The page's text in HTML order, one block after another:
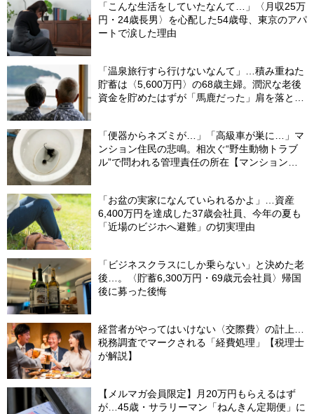
「こんな生活をしていたなんて…」〈月収25万
円・24歳長男〉を心配した54歳母、東京のアパ
ートで涙した理由
「温泉旅行すら行けないなんて」…積み重ねた
貯蓄は〈5,600万円〉の68歳主婦。潤沢な老後
資金を貯めたはずが「馬鹿だった」肩を落とす
「便器からネズミが…」「高級車が巣に…」マ
ンション住民の悲鳴。相次ぐ“野生動物トラブ
ル”で問われる管理責任の所在【マンション管
「お盆の実家になんていられるかよ」…資産
6,400万円を達成した37歳会社員、今年の夏も
「近場のビジホへ避難」の切実理由
「ビジネスクラスにしか乗らない」と決めた老
後…。〈貯蓄6,300万円・69歳元会社員〉帰国
後に募った後悔
経営者がやってはいけない〈交際費〉の計上…
税務調査でマークされる「経費処理」【税理士
が解説】
【メルマガ会員限定】月20万円もらえるはず
が…45歳・サラリーマン「ねんきん定期便」に